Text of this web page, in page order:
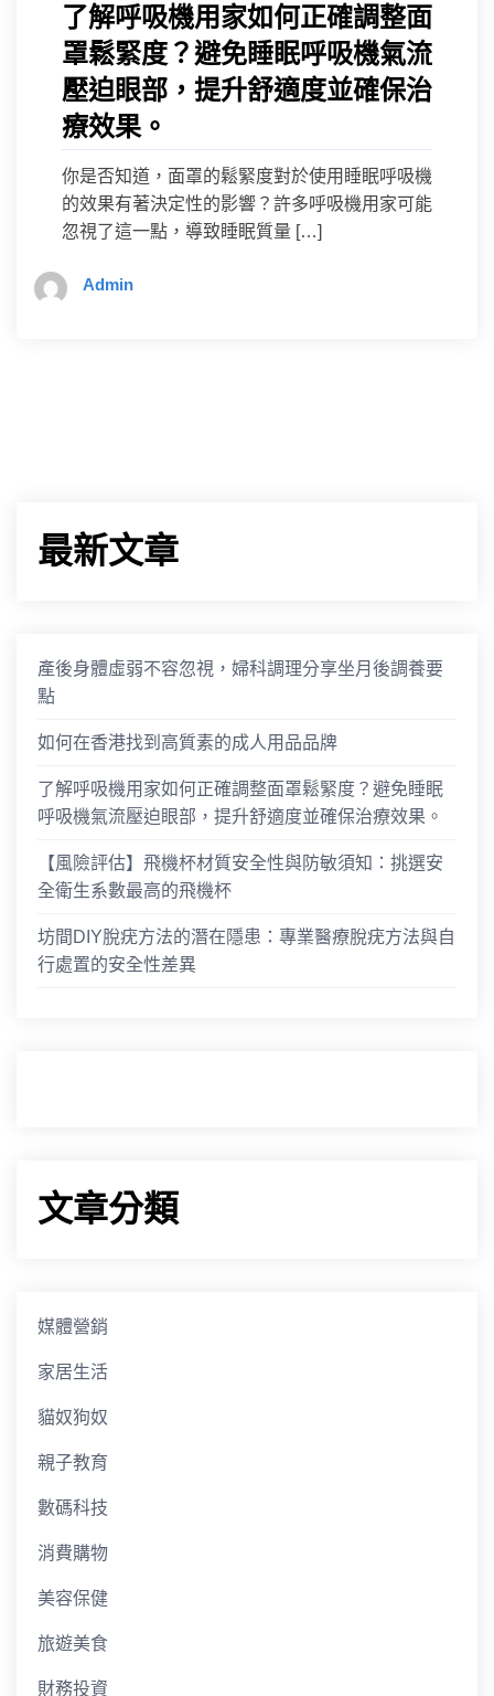
了解呼吸機用家如何正確調整面
罩鬆緊度？避免睡眠呼吸機氣流
壓迫眼部，提升舒適度並確保治
療效果。
你是否知道，面罩的鬆緊度對於使用睡眠呼吸機
的效果有著決定性的影響？許多呼吸機用家可能
忽視了這一點，導致睡眠質量 […]
Admin
最新文章
產後身體虛弱不容忽視，婦科調理分享坐月後調養要
點
如何在香港找到高質素的成人用品品牌
了解呼吸機用家如何正確調整面罩鬆緊度？避免睡眠
呼吸機氣流壓迫眼部，提升舒適度並確保治療效果。
【風險評估】飛機杯材質安全性與防敏須知：挑選安
全衛生系數最高的飛機杯
坊間DIY脫疣方法的潛在隱患：專業醫療脫疣方法與自
行處置的安全性差異
文章分類
媒體營銷
家居生活
貓奴狗奴
親子教育
數碼科技
消費購物
美容保健
旅遊美食
財務投資